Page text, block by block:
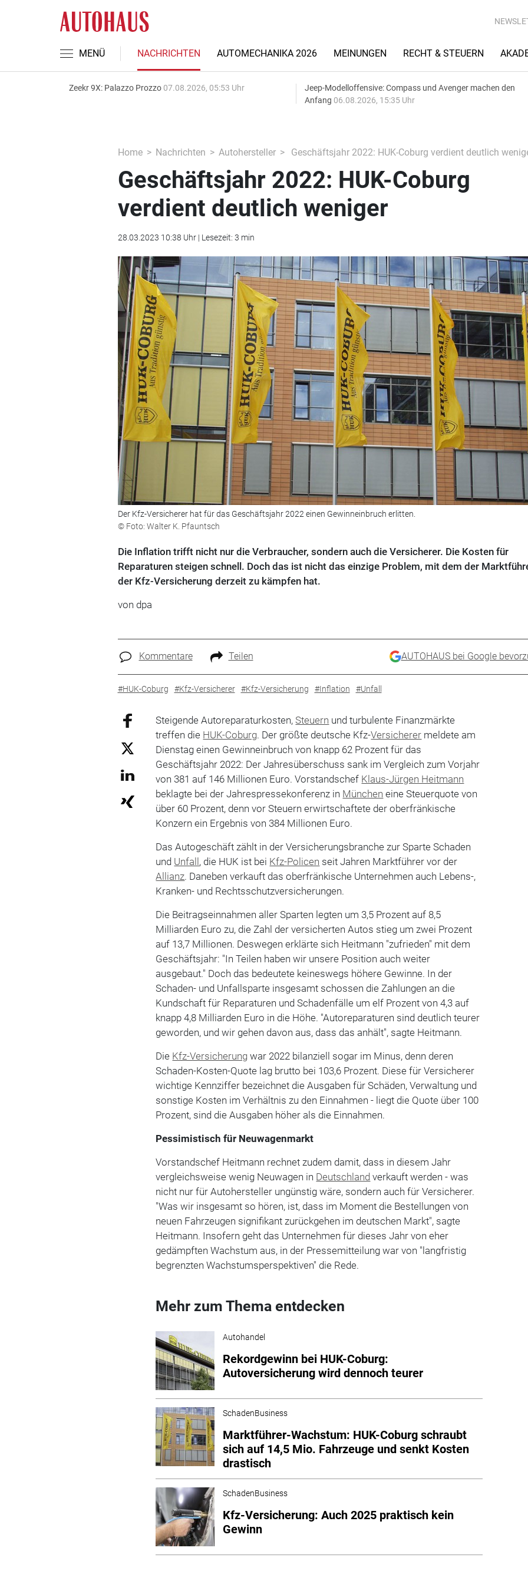
MENÜ NACHRICHTEN AUTOMECHANIKA 2026 MEINUNGEN RECHT & STEUERN
Zeekr 9X: Palazzo Prozzo 07.08.2026, 05:53 Uhr
Jeep-Modelloffensive: Compass und Avenger machen den
Anfang 06.08.2026, 15:35 Uhr
Home Nachrichten Autohersteller Geschäftsjahr 2022: HUK-Coburg verdient deutlich
Geschäftsjahr 2022: HUK-Coburg
verdient deutlich weniger
28.03.2023 10:38 Uhr | Lesezeit: 3 min
Der Kfz-Versicherer hat für das Geschäftsjahr 2022 einen Gewinneinbruch erlitten.
© Foto: Walter K. Pfauntsch
Die Inflation trifft nicht nur die Verbraucher, sondern auch die Versicherer. Die Kosten für
Reparaturen steigen schnell. Doch das ist nicht das einzige Problem, mit dem der
der Kfz-Versicherung derzeit zu kämpfen hat.
von dpa
Kommentare Teilen AUTOHAUS bei Google
#HUK-Coburg #Kfz-Versicherer #Kfz-Versicherung #Inflation #Unfall
Steigende Autoreparaturkosten, Steuern und turbulente Finanzmärkte
treffen die HUK-Coburg. Der größte deutsche Kfz-Versicherer meldete am
Dienstag einen Gewinneinbruch von knapp 62 Prozent für das
Geschäftsjahr 2022: Der Jahresüberschuss sank im Vergleich zum Vorjahr
von 381 auf 146 Millionen Euro. Vorstandschef Klaus-Jürgen Heitmann
beklagte bei der Jahrespressekonferenz in München eine Steuerquote von
über 60 Prozent, denn vor Steuern erwirtschaftete der oberfränkische
Konzern ein Ergebnis von 384 Millionen Euro.
Das Autogeschäft zählt in der Versicherungsbranche zur Sparte Schaden
und Unfall, die HUK ist bei Kfz-Policen seit Jahren Marktführer vor der
Allianz. Daneben verkauft das oberfränkische Unternehmen auch Lebens-,
Kranken- und Rechtsschutzversicherungen.
Die Beitragseinnahmen aller Sparten legten um 3,5 Prozent auf 8,5
Milliarden Euro zu, die Zahl der versicherten Autos stieg um zwei Prozent
auf 13,7 Millionen. Deswegen erklärte sich Heitmann "zufrieden" mit dem
Geschäftsjahr: "In Teilen haben wir unsere Position auch weiter
ausgebaut." Doch das bedeutete keineswegs höhere Gewinne. In der
Schaden- und Unfallsparte insgesamt schossen die Zahlungen an die
Kundschaft für Reparaturen und Schadenfälle um elf Prozent von 4,3 auf
knapp 4,8 Milliarden Euro in die Höhe. "Autoreparaturen sind deutlich teurer
geworden, und wir gehen davon aus, dass das anhält", sagte Heitmann.
Die Kfz-Versicherung war 2022 bilanziell sogar im Minus, denn deren
Schaden-Kosten-Quote lag brutto bei 103,6 Prozent. Diese für Versicherer
wichtige Kennziffer bezeichnet die Ausgaben für Schäden, Verwaltung und
sonstige Kosten im Verhältnis zu den Einnahmen - liegt die Quote über 100
Prozent, sind die Ausgaben höher als die Einnahmen.
Pessimistisch für Neuwagenmarkt
Vorstandschef Heitmann rechnet zudem damit, dass in diesem Jahr
vergleichsweise wenig Neuwagen in Deutschland verkauft werden - was
nicht nur für Autohersteller ungünstig wäre, sondern auch für Versicherer.
"Was wir insgesamt so hören, ist, dass im Moment die Bestellungen von
neuen Fahrzeugen signifikant zurückgehen im deutschen Markt", sagte
Heitmann. Insofern geht das Unternehmen für dieses Jahr von eher
gedämpften Wachstum aus, in der Pressemitteilung war von "langfristig
begrenzten Wachstumsperspektiven" die Rede.
Mehr zum Thema entdecken
Autohandel
Rekordgewinn bei HUK-Coburg:
Autoversicherung wird dennoch teurer
SchadenBusiness
Marktführer-Wachstum: HUK-Coburg schraubt
sich auf 14,5 Mio. Fahrzeuge und senkt Kosten
drastisch
SchadenBusiness
Kfz-Versicherung: Auch 2025 praktisch kein
Gewinn